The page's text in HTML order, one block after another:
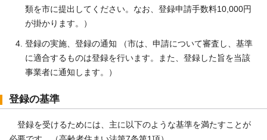
類を市に提出してください。なお、登録申請手数料10,000円
が掛かります。）
登録の実施、登録の通知 （市は、申請について審査し、基準
に適合するものは登録を行います。また、登録した旨を当該
事業者に通知します。）
登録の基準
登録を受けるためには、主に以下のような基準を満たすことが